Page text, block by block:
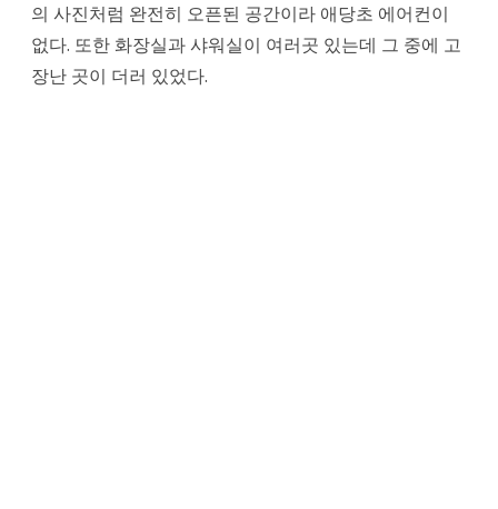
의 사진처럼 완전히 오픈된 공간이라 애당초 에어컨이
없다. 또한 화장실과 샤워실이 여러곳 있는데 그 중에 고
장난 곳이 더러 있었다.